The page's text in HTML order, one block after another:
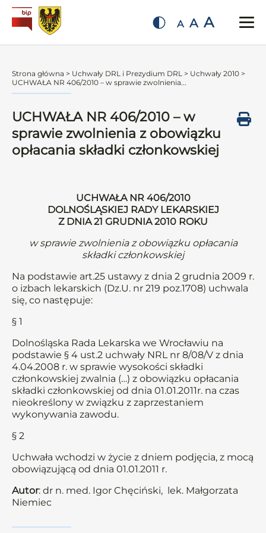
A A A
Strona główna > Uchwały DRL i Prezydium DRL > Uchwały 2010 >
UCHWAŁA NR 406/2010 – w sprawie zwolnienia...
UCHWAŁA NR 406/2010 – w
sprawie zwolnienia z obowiązku
opłacania składki członkowskiej
UCHWAŁA NR 406/2010
DOLNOŚLĄSKIEJ RADY LEKARSKIEJ
Z DNIA 21 GRUDNIA 2010 ROKU
w sprawie zwolnienia z obowiązku opłacania
składki członkowskiej
Na podstawie art.25 ustawy z dnia 2 grudnia 2009 r.
o izbach lekarskich (Dz.U. nr 219 poz.1708) uchwala
się, co następuje:
§ 1
Dolnośląska Rada Lekarska we Wrocławiu na
podstawie § 4 ust.2 uchwały NRL nr 8/08/V z dnia
4.04.2008 r. w sprawie wysokości składki
członkowskiej zwalnia (…) z obowiązku opłacania
składki członkowskiej od dnia 01.01.2011r. na czas
nieokreślony w związku z zaprzestaniem
wykonywania zawodu.
§ 2
Uchwała wchodzi w życie z dniem podjęcia, z mocą
obowiązującą od dnia 01.01.2011 r.
Autor: dr n. med. Igor Chęciński, lek. Małgorzata
Niemiec